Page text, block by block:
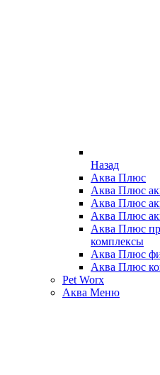
Назад
Аква Плюс
Аква Плюс
Аква Плюс
Аква Плюс
Аква Плюс
комплексы
Аква Плюс
Аква Плюс
Pet Worx
Аква Меню